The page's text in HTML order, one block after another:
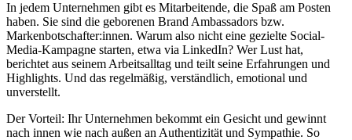
In jedem Unternehmen gibt es Mitarbeitende, die Spaß am Posten
haben. Sie sind die geborenen Brand Ambassadors bzw.
Markenbotschafter:innen. Warum also nicht eine gezielte Social-
Media-Kampagne starten, etwa via LinkedIn? Wer Lust hat,
berichtet aus seinem Arbeitsalltag und teilt seine Erfahrungen und
Highlights. Und das regelmäßig, verständlich, emotional und
unverstellt.
Der Vorteil: Ihr Unternehmen bekommt ein Gesicht und gewinnt
nach innen wie nach außen an Authentizität und Sympathie. So